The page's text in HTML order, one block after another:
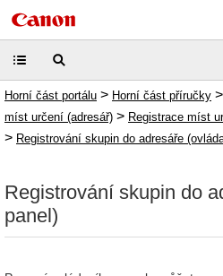
Horní část portálu > Horní část příručky >
míst určení (adresář) > Registrace míst
> Registrování skupin do adresáře
Registrování skupin do
panel)